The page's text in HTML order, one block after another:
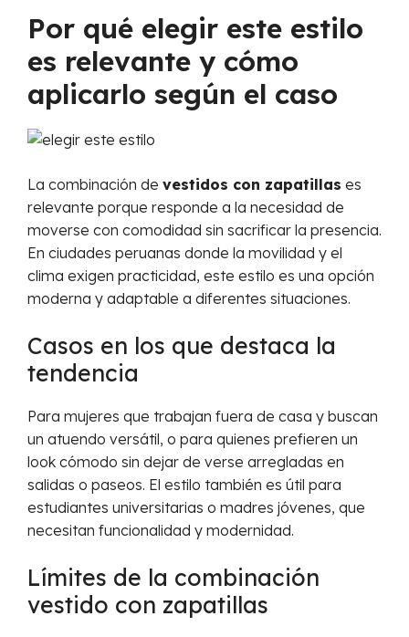
Por qué elegir este estilo
es relevante y cómo
aplicarlo según el caso
La combinación de vestidos con zapatillas es
relevante porque responde a la necesidad de
moverse con comodidad sin sacrificar la presencia.
En ciudades peruanas donde la movilidad y el
clima exigen practicidad, este estilo es una opción
moderna y adaptable a diferentes situaciones.
Casos en los que destaca la
tendencia
Para mujeres que trabajan fuera de casa y buscan
un atuendo versátil, o para quienes prefieren un
look cómodo sin dejar de verse arregladas en
salidas o paseos. El estilo también es útil para
estudiantes universitarias o madres jóvenes, que
necesitan funcionalidad y modernidad.
Límites de la combinación
vestido con zapatillas